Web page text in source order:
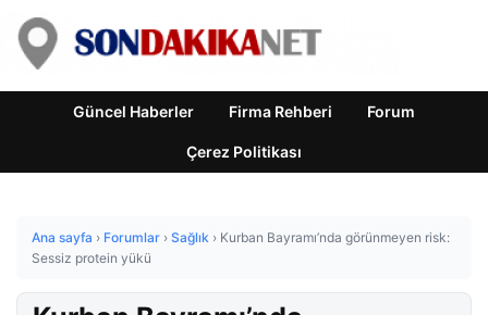
Güncel Haberler Firma Rehberi Forum
Çerez Politikası
Ana sayfa › Forumlar › Sağlık › Kurban Bayramı’nda görünmeyen risk:
Sessiz protein yükü